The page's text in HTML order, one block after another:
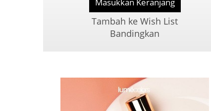
Tambah ke Wish List
Bandingkan